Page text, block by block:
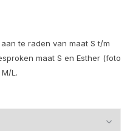
te raden van maat S t/m
maat S en Esther (foto
L.